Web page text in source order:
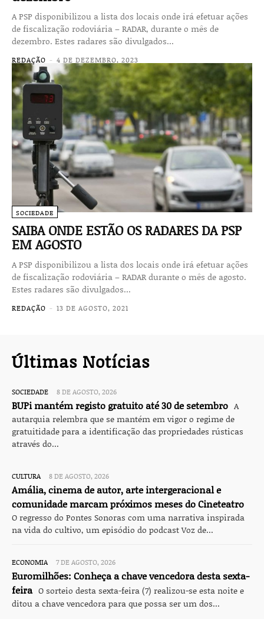
A PSP disponibilizou a lista dos locais onde irá efetuar ações
de fiscalização rodoviária – RADAR, durante o mês de
dezembro. Estes radares são divulgados...
REDAÇÃO - 4 DE DEZEMBRO, 2023
SOCIEDADE
SAIBA ONDE ESTÃO OS RADARES DA PSP
EM AGOSTO
A PSP disponibilizou a lista dos locais onde irá efetuar ações
de fiscalização rodoviária – RADAR durante o mês de agosto.
Estes radares são divulgados...
REDAÇÃO - 13 DE AGOSTO, 2021
Últimas Notícias
SOCIEDADE 8 DE AGOSTO, 2026
BUPi mantém registo gratuito até 30 de setembro A
autarquia relembra que se mantém em vigor o regime de
gratuitidade para a identificação das propriedades rústicas
através do...
CULTURA 8 DE AGOSTO, 2026
Amália, cinema de autor, arte intergeracional e
comunidade marcam próximos meses do Cineteatro
O regresso do Pontes Sonoras com uma narrativa inspirada
na vida do cultivo, um episódio do podcast Voz de...
ECONOMIA 7 DE AGOSTO, 2026
Euromilhões: Conheça a chave vencedora desta sexta-
feira O sorteio desta sexta-feira (7) realizou-se esta noite e
ditou a chave vencedora para que possa ser um dos...